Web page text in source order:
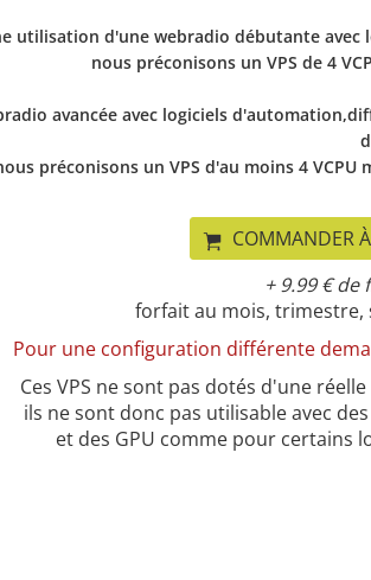
utilisation d'une webradio débutante
nous préconisons un VPS de 4
avancée avec logiciels
préconisons un VPS d'au moins 4
COMMANDER
+ 9.99 €
forfait au mois, trimestre,
Pour une configuration différente
Ces VPS ne sont pas dotés d'une
ils ne sont donc pas utilisable avec
et des GPU comme pour certains